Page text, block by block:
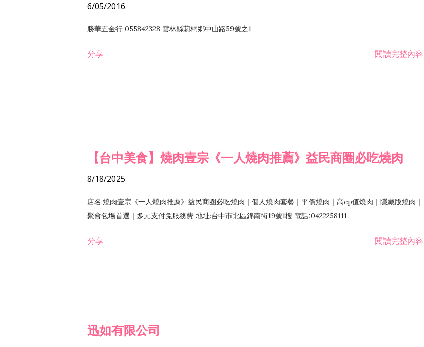
6/05/2016
勝華五金行 055842328 雲林縣莿桐鄉中山路59號之1
分享 閱讀完整內容
【台中美食】燒肉壹宗《一人燒肉推薦》益民商圈必吃燒肉
8/18/2025
店名:燒肉壹宗《一人燒肉推薦》益民商圈必吃燒肉｜個人燒肉套餐｜平價燒肉｜高cp值燒肉｜隱藏版燒肉｜
聚會包場首選｜多元支付免服務費 地址:台中市北區錦南街19號1樓 電話:0422258111
分享 閱讀完整內容
迅如有限公司